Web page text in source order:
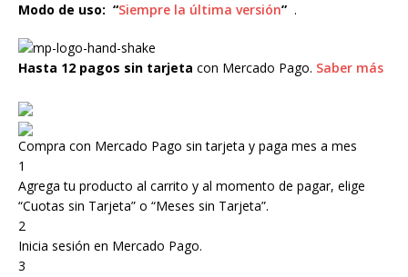
Modo de uso: “Siempre la última versión” .
Hasta 12 pagos sin tarjeta con Mercado Pago. Saber más
Compra con Mercado Pago sin tarjeta y paga mes a mes
1
Agrega tu producto al carrito y al momento de pagar, elige
“Cuotas sin Tarjeta” o “Meses sin Tarjeta”.
2
Inicia sesión en Mercado Pago.
3